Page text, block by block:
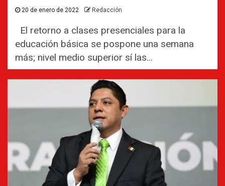
20 de enero de 2022 Redacción
El retorno a clases presenciales para la
educación básica se pospone una semana
más; nivel medio superior sí las...